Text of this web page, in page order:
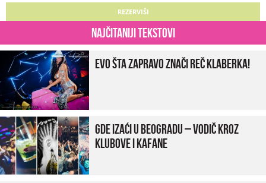
Najčitaniji tekstovi
Evo šta zapravo znači reč klaberka!
Gde izaći u Beogradu – vodič kroz
klubove i kafane